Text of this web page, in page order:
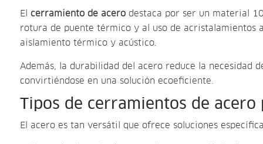
El cerramiento de acerodestaca por ser un material
rotura de puente térmico y al uso de acristalamientos
aislamiento térmico y acústico.
Además, la durabilidad del acero reduce la necesidad
convirtiéndose en una solución ecoeficiente.
Tipos de cerramientos de
El acero es tan versátil que ofrece soluciones